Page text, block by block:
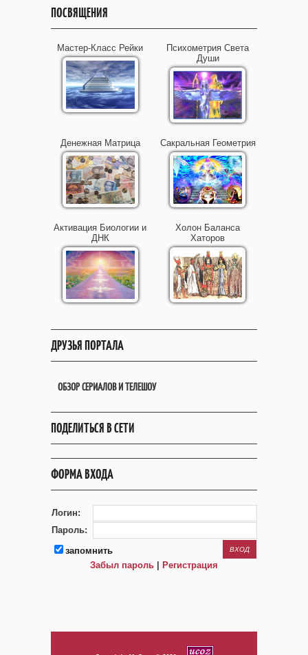
ПОСВЯЩЕНИЯ
Мастер-Класс Рейки
Психометрия Света
Души
Денежная Матрица Сакральная Геометрия
Активация Биологии и
ДНК
Холон Баланса
Хаторов
ДРУЗЬЯ ПОРТАЛА
ОБЗОР СЕРИАЛОВ И ТЕЛЕШОУ
ПОДЕЛИТЬСЯ В СЕТИ
ФОРМА ВХОДА
Логин:
Пароль:
запомнить
Забыл пароль | Регистрация